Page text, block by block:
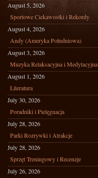
August 5, 2026
Sportowe Ciekawostki i Rekordy
August 4, 2026
Andy (Ameryka Południowa)
August 3, 2026
Muzyka Relaksacyjna i Medytacyjna
August 1, 2026
Literatura
July 30, 2026
Poradniki i Pielęgnacja
July 28, 2026
Parki Rozrywki i Atrakcje
July 28, 2026
Sprzęt Treningowy i Recenzje
July 26, 2026